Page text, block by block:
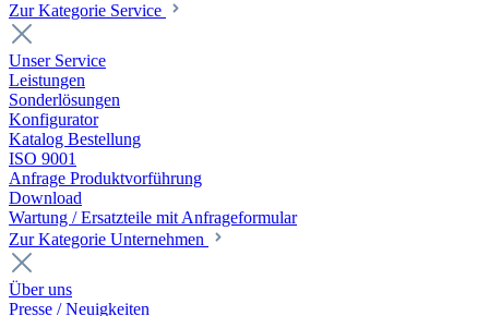
Zur Kategorie Service
Unser Service
Leistungen
Sonderlösungen
Konfigurator
Katalog Bestellung
ISO 9001
Anfrage Produktvorführung
Download
Wartung / Ersatzteile mit Anfrageformular
Zur Kategorie Unternehmen
Über uns
Presse / Neuigkeiten